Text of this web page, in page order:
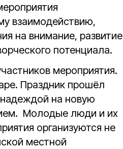
взаимодействию,
на внимание, развитие
потенциала.
мероприятия.
Праздник прошёл
на новую
Молодые люди и их
организуются не
местной